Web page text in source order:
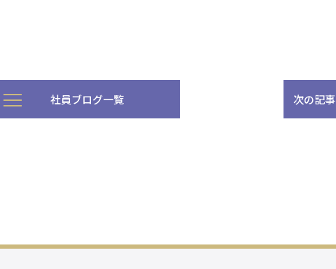
社員ブログ一覧 次の記事